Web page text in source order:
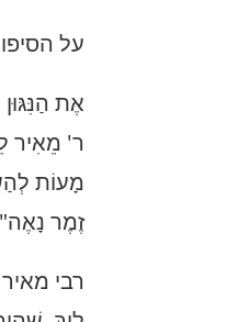
על
אֶת
ר' מֵאִיר
מָעוֹת
זֶמֶר
רבי